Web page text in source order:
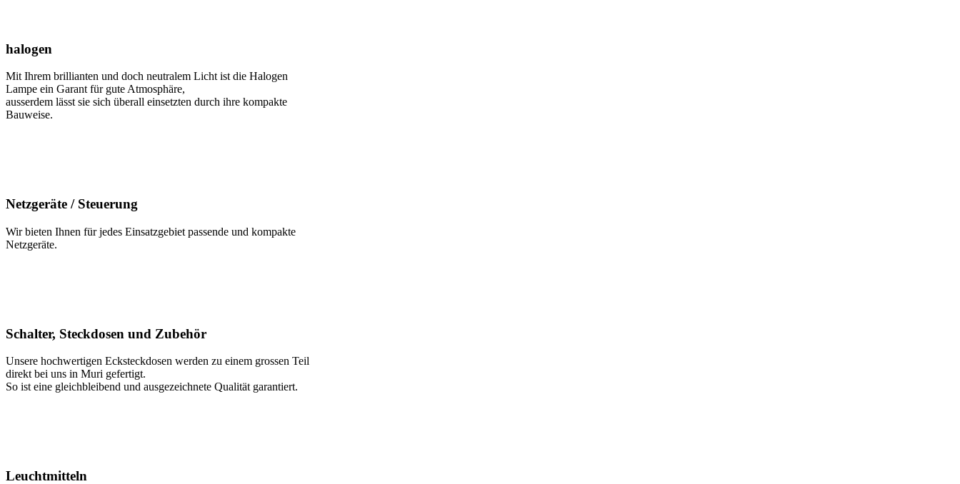
halogen
Mit Ihrem brillianten und doch neutralem Licht ist die Halogen
Lampe ein Garant für gute Atmosphäre,
ausserdem lässt sie sich überall einsetzten durch ihre kompakte
Bauweise.
Netzgeräte / Steuerung
Wir bieten Ihnen für jedes Einsatzgebiet passende und kompakte
Netzgeräte.
Schalter, Steckdosen und Zubehör
Unsere hochwertigen Ecksteckdosen werden zu einem grossen Teil
direkt bei uns in Muri gefertigt.
So ist eine gleichbleibend und ausgezeichnete Qualität garantiert.
Leuchtmitteln